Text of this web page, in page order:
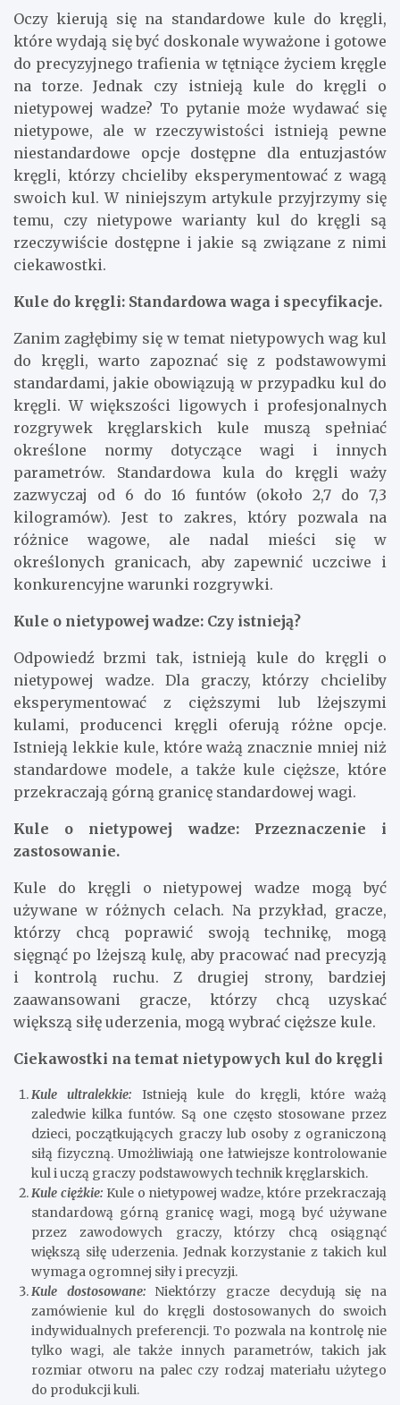
Oczy kierują się na standardowe kule do kręgli,
które wydają się być doskonale wyważone i gotowe
do precyzyjnego trafienia w tętniące życiem kręgle
na torze. Jednak czy istnieją kule do kręgli o
nietypowej wadze? To pytanie może wydawać się
nietypowe, ale w rzeczywistości istnieją pewne
niestandardowe opcje dostępne dla entuzjastów
kręgli, którzy chcieliby eksperymentować z wagą
swoich kul. W niniejszym artykule przyjrzymy się
temu, czy nietypowe warianty kul do kręgli są
rzeczywiście dostępne i jakie są związane z nimi
ciekawostki.
Kule do kręgli: Standardowa waga i specyfikacje.
Zanim zagłębimy się w temat nietypowych wag kul
do kręgli, warto zapoznać się z podstawowymi
standardami, jakie obowiązują w przypadku kul do
kręgli. W większości ligowych i profesjonalnych
rozgrywek kręglarskich kule muszą spełniać
określone normy dotyczące wagi i innych
parametrów. Standardowa kula do kręgli waży
zazwyczaj od 6 do 16 funtów (około 2,7 do 7,3
kilogramów). Jest to zakres, który pozwala na
różnice wagowe, ale nadal mieści się w
określonych granicach, aby zapewnić uczciwe i
konkurencyjne warunki rozgrywki.
Kule o nietypowej wadze: Czy istnieją?
Odpowiedź brzmi tak, istnieją kule do kręgli o
nietypowej wadze. Dla graczy, którzy chcieliby
eksperymentować z cięższymi lub lżejszymi
kulami, producenci kręgli oferują różne opcje.
Istnieją lekkie kule, które ważą znacznie mniej niż
standardowe modele, a także kule cięższe, które
przekraczają górną granicę standardowej wagi.
Kule o nietypowej wadze: Przeznaczenie i
zastosowanie.
Kule do kręgli o nietypowej wadze mogą być
używane w różnych celach. Na przykład, gracze,
którzy chcą poprawić swoją technikę, mogą
sięgnąć po lżejszą kulę, aby pracować nad precyzją
i kontrolą ruchu. Z drugiej strony, bardziej
zaawansowani gracze, którzy chcą uzyskać
większą siłę uderzenia, mogą wybrać cięższe kule.
Ciekawostki na temat nietypowych kul do kręgli
Kule ultralekkie: Istnieją kule do kręgli, które ważą
zaledwie kilka funtów. Są one często stosowane przez
dzieci, początkujących graczy lub osoby z ograniczoną
siłą fizyczną. Umożliwiają one łatwiejsze kontrolowanie
kul i uczą graczy podstawowych technik kręglarskich.
Kule ciężkie:Kule o nietypowej wadze, które przekraczają
standardową górną granicę wagi, mogą być używane
przez zawodowych graczy, którzy chcą osiągnąć
większą siłę uderzenia. Jednak korzystanie z takich kul
wymaga ogromnej siły i precyzji.
Kule dostosowane:Niektórzy gracze decydują się na
zamówienie kul do kręgli dostosowanych do swoich
indywidualnych preferencji. To pozwala na kontrolę nie
tylko wagi, ale także innych parametrów, takich jak
rozmiar otworu na palec czy rodzaj materiału użytego
do produkcji kuli.